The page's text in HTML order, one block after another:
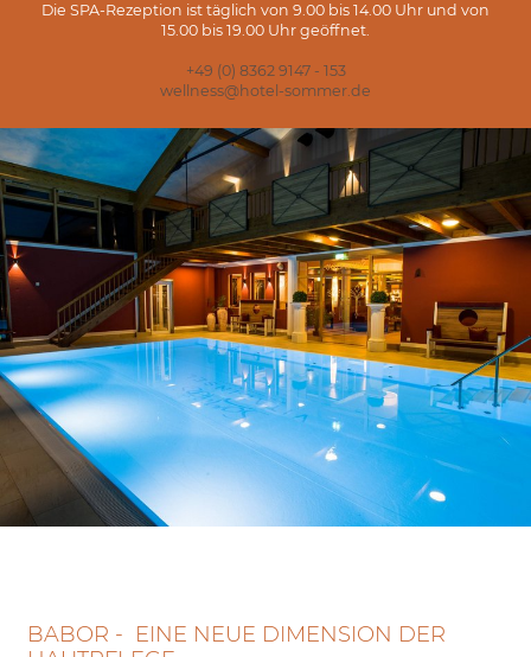
Die SPA-Rezeption ist täglich von 9.00 bis 14.00 Uhr und von
15.00 bis 19.00 Uhr geöffnet.
+49 (0) 8362 9147 - 153
wellness@hotel-sommer.de
BABOR - EINE NEUE DIMENSION DER